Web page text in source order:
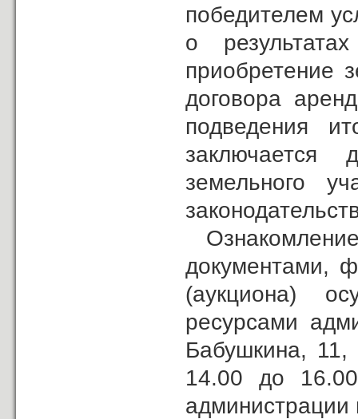
победителем
о
приобретение
договора
подведения
заключается
земельного
документами,
(аукциона)
ресурсами
Бабушкина,
14.00 до
администрации